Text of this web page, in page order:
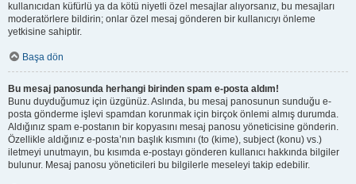
kullanıcıdan küfürlü ya da kötü niyetli özel mesajlar alıyorsanız, bu mesajları
moderatörlere bildirin; onlar özel mesaj gönderen bir kullanıcıyı önleme
yetkisine sahiptir.
Başa dön
Bu mesaj panosunda herhangi birinden spam e-posta aldım!
Bunu duyduğumuz için üzgünüz. Aslında, bu mesaj panosunun sunduğu e-
posta gönderme işlevi spamdan korunmak için birçok önlemi almış durumda.
Aldığınız spam e-postanın bir kopyasını mesaj panosu yöneticisine gönderin.
Özellikle aldığınız e-posta’nın başlık kısmını (to (kime), subject (konu) vs.)
iletmeyi unutmayın, bu kısımda e-postayı gönderen kullanıcı hakkında bilgiler
bulunur. Mesaj panosu yöneticileri bu bilgilerle meseleyi takip edebilir.